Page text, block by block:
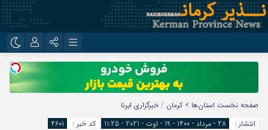
اینستاگرام
تلگرام
ایتا
نام کاربری یا نشانی ایمیل
رمز عبور
صفحه نخست استان‌ها > کرمان / خبرگزاری ایرنا
انتشار :
28 - مرداد - 1400 - 19 - اوت - 2021 - 11:25 کد خبر : 4601